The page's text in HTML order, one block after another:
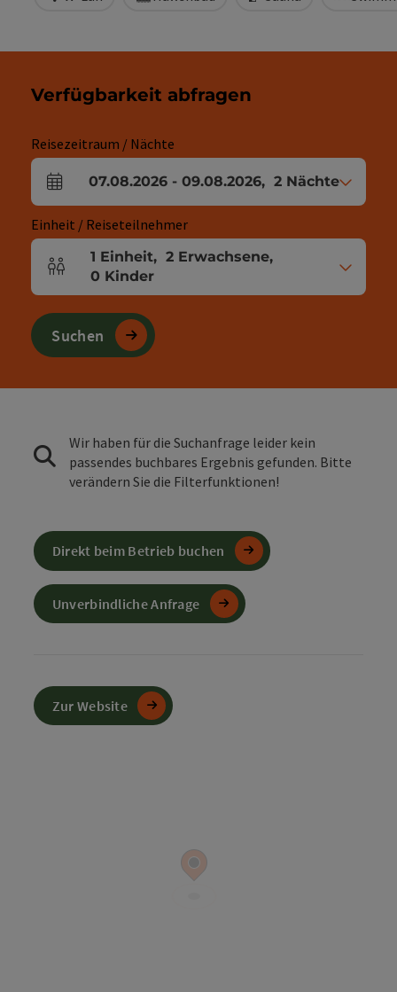
Verfügbarkeit abfragen
Reisezeitraum / Nächte
An- und Abreisefelder
07.08.2026 - 09.08.2026, 2 Nächte
Einheit / Reiseteilnehmer
Einheitenanzahl und Personenfelder
1 Einheit, 2 Erwachsene,
0 Kinder
Suchen
Wir haben für die Suchanfrage leider kein
passendes buchbares Ergebnis gefunden. Bitte
verändern Sie die Filterfunktionen!
Direkt beim Betrieb buchen
Unverbindliche Anfrage
Zur Website